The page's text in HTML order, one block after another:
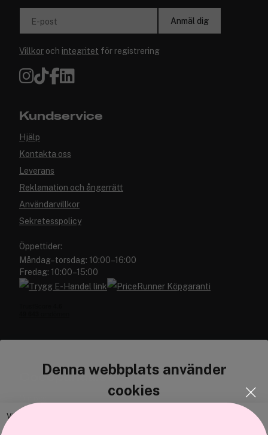
Denna webbplats använder
cookies
Vi använder enhetsidentifierare för att anpassa innehållet och
E-post Anmäl dig
Villkor och integritet för registrering
Kundservice
Hjälp
Kontakta oss
Leverans
Reklamation och ångerrätt
Användarvillkor
Sekretesspolicy
Öppettider:
Måndag–torsdag: 10:00–16:00
Fredag: 10:00–15:00
Cocopanda.se